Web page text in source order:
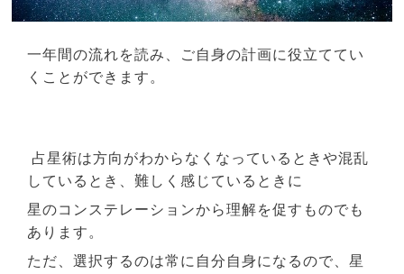
一年間の流れを読み、ご自身の計画に役立ててい
くことができます。
占星術は方向がわからなくなっているときや混乱
しているとき、難しく感じているときに
星のコンステレーションから理解を促すものでも
あります。
ただ、選択するのは常に自分自身になるので、星